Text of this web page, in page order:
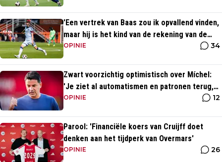
'Een vertrek van Baas zou ik opvallend vinden,
maar hij is het kind van de rekening van de
komst van Blind'
OPINIE 34
Zwart voorzichtig optimistisch over Míchel:
'Je ziet al automatismen en patronen terug,
maar...'
OPINIE 12
Parool: 'Financiële koers van Cruijff doet
denken aan het tijdperk van Overmars'
OPINIE 26